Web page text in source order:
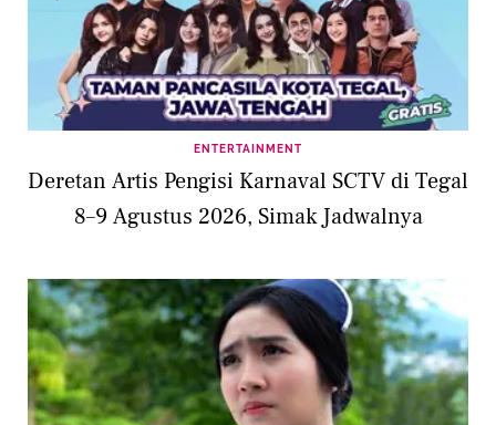
ENTERTAINMENT
Deretan Artis Pengisi Karnaval SCTV di Tegal
8–9 Agustus 2026, Simak Jadwalnya